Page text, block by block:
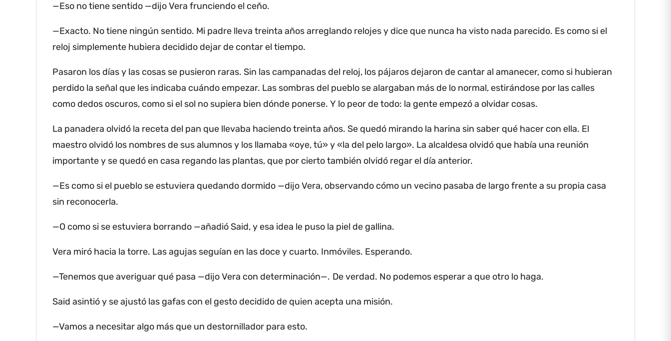
—Eso no tiene sentido —dijo Vera frunciendo el ceño.
—Exacto. No tiene ningún sentido. Mi padre lleva treinta años arreglando relojes y dice que nunca ha visto nada parecido. Es como si el
reloj simplemente hubiera decidido dejar de contar el tiempo.
Pasaron los días y las cosas se pusieron raras. Sin las campanadas del reloj, los pájaros dejaron de cantar al amanecer, como si hubieran
perdido la señal que les indicaba cuándo empezar. Las sombras del pueblo se alargaban más de lo normal, estirándose por las calles
como dedos oscuros, como si el sol no supiera bien dónde ponerse. Y lo peor de todo: la gente empezó a olvidar cosas.
La panadera olvidó la receta del pan que llevaba haciendo treinta años. Se quedó mirando la harina sin saber qué hacer con ella. El
maestro olvidó los nombres de sus alumnos y los llamaba «oye, tú» y «la del pelo largo». La alcaldesa olvidó que había una reunión
importante y se quedó en casa regando las plantas, que por cierto también olvidó regar el día anterior.
—Es como si el pueblo se estuviera quedando dormido —dijo Vera, observando cómo un vecino pasaba de largo frente a su propia casa
sin reconocerla.
—O como si se estuviera borrando —añadió Said, y esa idea le puso la piel de gallina.
Vera miró hacia la torre. Las agujas seguían en las doce y cuarto. Inmóviles. Esperando.
—Tenemos que averiguar qué pasa —dijo Vera con determinación—. De verdad. No podemos esperar a que otro lo haga.
Said asintió y se ajustó las gafas con el gesto decidido de quien acepta una misión.
—Vamos a necesitar algo más que un destornillador para esto.